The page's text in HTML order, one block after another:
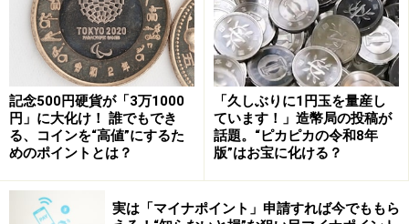
【フェンタニルとは】危険視される理由
と、誤解してはいけない実態
筆者は薬物乱用問題に長年取り組んできているため、こ
の件について多くのメディアから取材を受けています。
記念500円硬貨が「3万1000
円」に大化け！ 誰でもでき
る、コインを“高値”にするた
めのポイントとは？
「久しぶりに1円玉を量産し
ています！」造幣局の投稿が
話題。“ピカピカの令和8年
版”はお宝に化ける？
実は「マイナポイント」申請すれば今でももら